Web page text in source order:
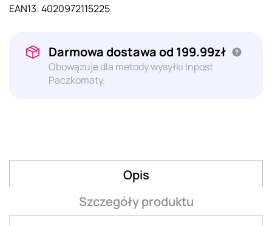
EAN13:4020972115225
Darmowa dostawa od 199.99zł
Obowązuje dla metody wysyłki Inpost
Paczkomaty.
Opis
Szczegóły produktu